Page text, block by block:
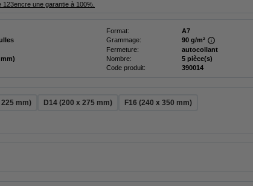
une garantie à 100%.
Format:
A7
Grammage:
90 g/m²
Fermeture:
autocollant
Nombre:
5 pièce(s)
Code produit: 390014
mm) D14 (200 x 275 mm)
F16 (240 x 350 mm)